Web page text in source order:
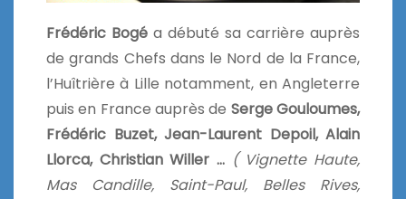
Frédéric Bogé a débuté sa carrière auprès
de grands Chefs dans le Nord de la France,
l’Huîtrière à Lille notamment, en Angleterre
puis en France auprès de Serge Gouloumes,
Frédéric Buzet, Jean-Laurent Depoil, Alain
Llorca, Christian Willer … ( Vignette Haute,
Mas Candille, Saint-Paul, Belles Rives,